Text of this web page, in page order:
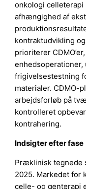
onkologi
afhængighed af
kontraktudvikling
prioriterer
frigivelsestestning
materialer. CDMO-
arbejdsforløb på
kontrolleret
kontrahering.
Indsigter efter fase
Præklinisk tegnede
2025. Markedet for
celle- og genterapi